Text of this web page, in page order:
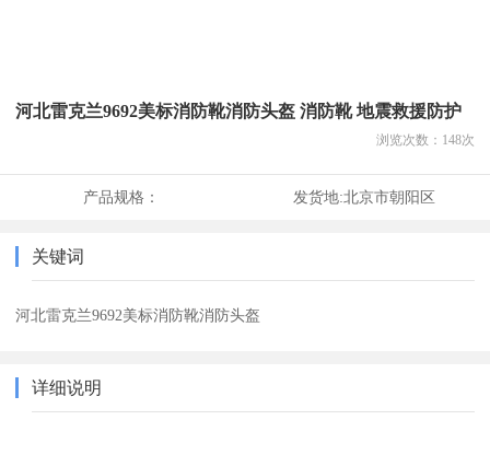
河北雷克兰9692美标消防靴消防头盔 消防靴 地震救援防护
浏览次数： 148次
产品规格： 发货地:北京市朝阳区
关键词
河北雷克兰9692美标消防靴消防头盔
详细说明